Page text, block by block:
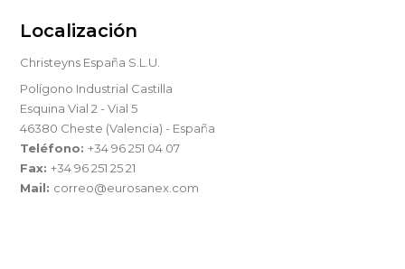
Localización
Christeyns España S.L.U.
Polígono Industrial Castilla
Esquina Vial 2 - Vial 5
46380 Cheste (Valencia) - España
Teléfono:+34 96 251 04 07
Fax:+34 96 251 25 21
Mail: correo@eurosanex.com